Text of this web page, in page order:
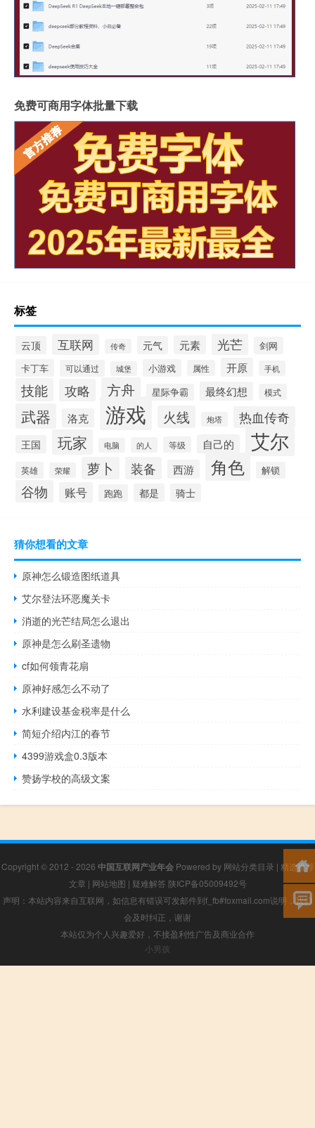
免费可商用字体批量下载
标签
云顶 互联网 传奇 元气 元素 光芒
剑网
卡丁车
可以通过 城堡 小游戏 属性 开原 手机
技能 攻略 方舟 星际争霸 最终幻想 模式
武器 洛克 游戏 火线 炮塔 热血传奇
王国 玩家 电脑 的人 等级 自己的 艾尔
英雄 荣耀 萝卜 装备 西游 角色 解锁
谷物 账号 跑跑 都是 骑士
猜你想看的文章
原神怎么锻造图纸道具
艾尔登法环恶魔关卡
消逝的光芒结局怎么退出
原神是怎么刷圣遗物
cf如何领青花扇
原神好感怎么不动了
水利建设基金税率是什么
简短介绍内江的春节
4399游戏盒0.3版本
赞扬学校的高级文案
Copyright © 2012 - 2026 中国互联网产业年会Powered by 网站分类目录 | 精选推荐
文章 | 网站地图 | 疑难解答 陕ICP备05009492号
声明：本站内容来自互联网，如信息有错误可发邮件到f_fb#foxmail.com说明，我们
会及时纠正，谢谢
本站仅为个人兴趣爱好，不接盈利性广告及商业合作
小男孩